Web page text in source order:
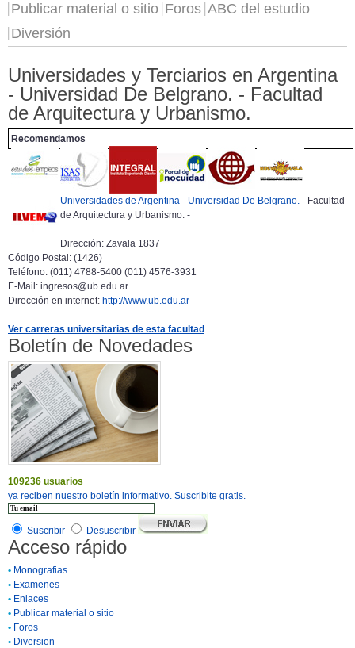
Publicar material o sitio Foros ABC del estudio
Diversión
Universidades y Terciarios en Argentina
- Universidad De Belgrano. - Facultad
de Arquitectura y Urbanismo.
Recomendamos
Universidades de Argentina - Universidad De Belgrano. - Facultad
de Arquitectura y Urbanismo. -
Dirección: Zavala 1837
Código Postal: (1426)
Teléfono: (011) 4788-5400 (011) 4576-3931
E-Mail: ingresos@ub.edu.ar
Dirección en internet: http://www.ub.edu.ar
Ver carreras universitarias de esta facultad
Boletín de Novedades
109236 usuarios
ya reciben nuestro boletín informativo. Suscribite gratis.
Suscribir Desuscribir
Acceso rápido
• Monografias
• Examenes
• Enlaces
• Publicar material o sitio
• Foros
• Diversion